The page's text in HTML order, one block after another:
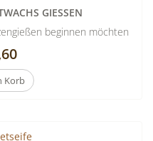
GIESSEN
beginnen möchten
Korb